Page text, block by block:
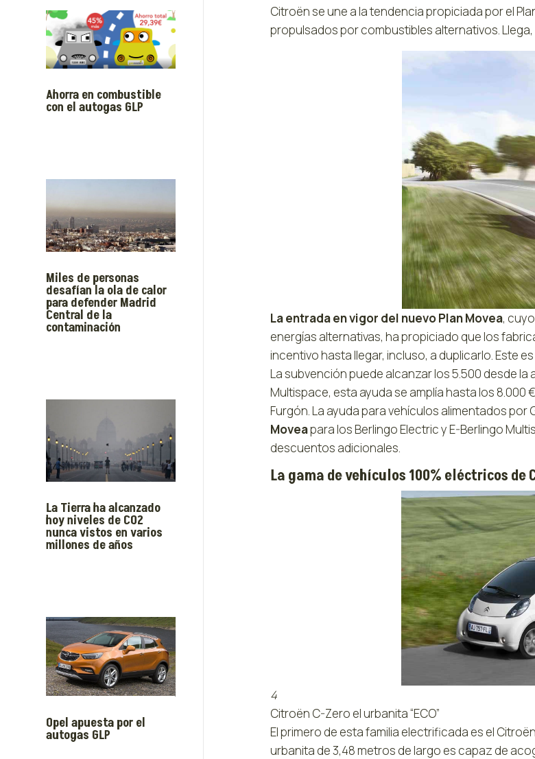
Ahorra en combustible
con el autogas GLP
Miles de personas
desafían la ola de calor
para defender Madrid
Central de la
contaminación
La Tierra ha alcanzado
hoy niveles de CO2
nunca vistos en varios
millones de años
Opel apuesta por el
autogas GLP
Citroën se une a la tendencia propiciada por el
propulsados por combustibles alternativos.
La entrada en vigor del nuevo Plan Movea,
energías alternativas, ha propiciado que los
incentivo hasta llegar, incluso, a duplicarlo. Este
La subvención puede alcanzar los 5.500 desde la
Multispace, esta ayuda se amplía hasta los 8.000
Furgón. La ayuda para vehículos alimentados por
Moveapara los Berlingo Electric y E-Berlingo
descuentos adicionales.
La gama de vehículos 100% eléctricos de
4
Citroën C-Zero el urbanita “ECO”
El primero de esta familia electrificada es el
urbanita de 3,48 metros de largo es capaz de